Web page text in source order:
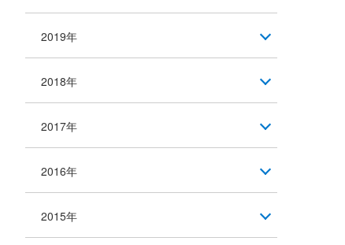
2019年
2018年
2017年
2016年
2015年